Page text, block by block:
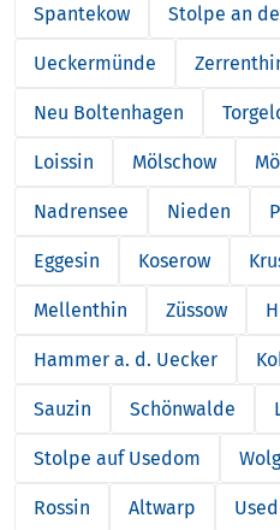
Spantekow Stolpe an
Ueckermünde
Neu Boltenhagen
Loissin Mölschow
Nadrensee Nieden
Eggesin Koserow
Mellenthin Züssow
Hammer a. d. Uecker
Sauzin Schönwalde
Stolpe auf Usedom
Rossin Altwarp